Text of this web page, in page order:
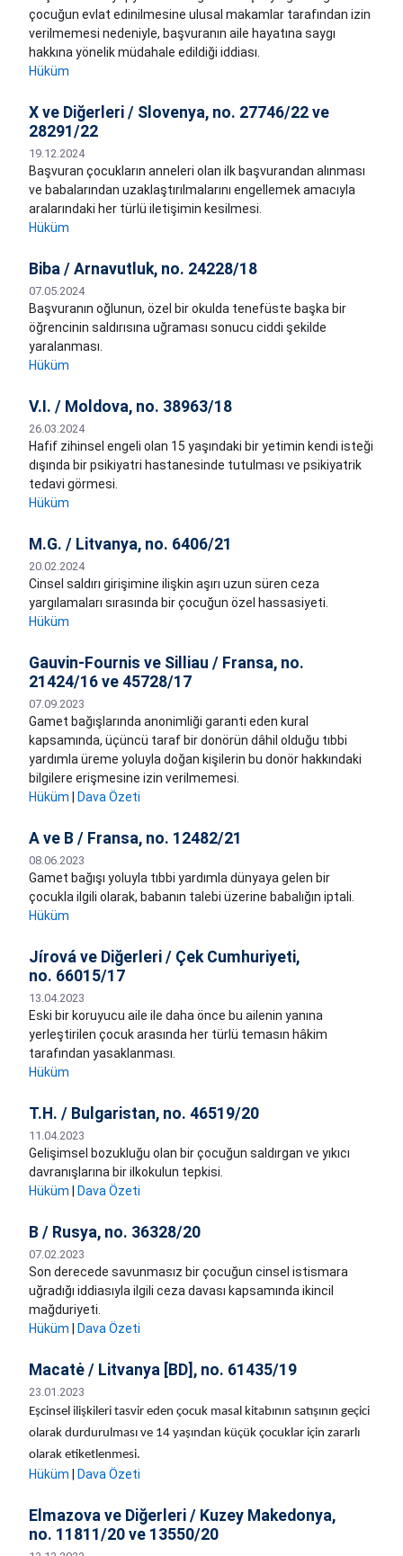
çocuğun evlat edinilmesine ulusal makamlar tarafından izin
verilmemesi nedeniyle, başvuranın aile hayatına saygı
hakkına yönelik müdahale edildiği iddiası.
Hüküm
X ve Diğerleri / Slovenya, no. 27746/22 ve
28291/22
19.12.2024
Başvuran çocukların anneleri olan ilk başvurandan alınması
ve babalarından uzaklaştırılmalarını engellemek amacıyla
aralarındaki her türlü iletişimin kesilmesi.
Hüküm
Biba / Arnavutluk, no. 24228/18
07.05.2024
Başvuranın oğlunun, özel bir okulda tenefüste başka bir
öğrencinin saldırısına uğraması sonucu ciddi şekilde
yaralanması.
Hüküm
V.I. / Moldova, no. 38963/18
26.03.2024
Hafif zihinsel engeli olan 15 yaşındaki bir yetimin kendi isteği
dışında bir psikiyatri hastanesinde tutulması ve psikiyatrik
tedavi görmesi.
Hüküm
M.G. / Litvanya, no. 6406/21
20.02.2024
Cinsel saldırı girişimine ilişkin aşırı uzun süren ceza
yargılamaları sırasında bir çocuğun özel hassasiyeti.
Hüküm
Gauvin-Fournis ve Silliau / Fransa, no.
21424/16 ve 45728/17
07.09.2023
Gamet bağışlarında anonimliği garanti eden kural
kapsamında, üçüncü taraf bir donörün dâhil olduğu tıbbi
yardımla üreme yoluyla doğan kişilerin bu donör hakkındaki
bilgilere erişmesine izin verilmemesi.
Hüküm
Dava Özeti
A ve B / Fransa, no. 12482/21
08.06.2023
Gamet bağışı yoluyla tıbbi yardımla dünyaya gelen bir
çocukla ilgili olarak, babanın talebi üzerine babalığın iptali.
Hüküm
Jírová ve Diğerleri / Çek Cumhuriyeti,
no. 66015/17
13.04.2023
Eski bir koruyucu aile ile daha önce bu ailenin yanına
yerleştirilen çocuk arasında her türlü temasın hâkim
tarafından yasaklanması.
Hüküm
T.H. / Bulgaristan, no. 46519/20
11.04.2023
Gelişimsel bozukluğu olan bir çocuğun saldırgan ve yıkıcı
davranışlarına bir ilkokulun tepkisi.
Hüküm
Dava Özeti
B / Rusya, no. 36328/20
07.02.2023
Son derecede savunmasız bir çocuğun cinsel istismara
uğradığı iddiasıyla ilgili ceza davası kapsamında ikincil
mağduriyeti.
Hüküm
Dava Özeti
Macatė / Litvanya [BD], no. 61435/19
23.01.2023
Eşcinsel ilişkileri tasvir eden çocuk masal kitabının satışının geçici
olarak durdurulması ve 14 yaşından küçük çocuklar için zararlı
olarak etiketlenmesi.
Hüküm Dava Özeti
Elmazova ve Diğerleri / Kuzey Makedonya,
no. 11811/20 ve 13550/20